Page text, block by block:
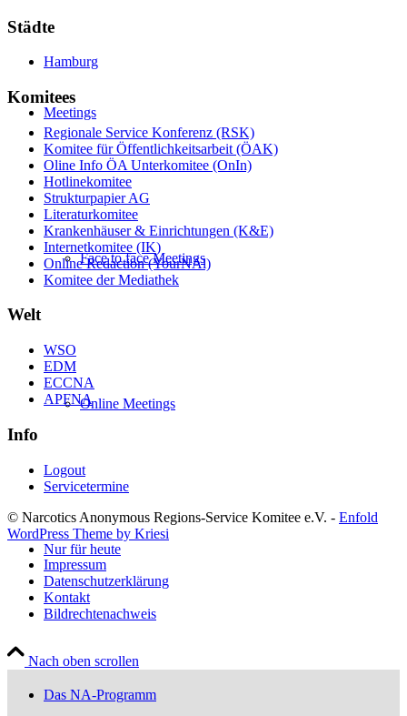
Meetings
Face to face Meetings
Online Meetings
Nur für heute
Das NA-Programm
Städte
Hamburg
Komitees
Regionale Service Konferenz (RSK)
Komitee für Öffentlichkeitsarbeit (ÖAK)
Oline Info ÖA Unterkomitee (OnIn)
Hotlinekomitee
Strukturpapier AG
Literaturkomitee
Krankenhäuser & Einrichtungen (K&E)
Internetkomitee (IK)
Online Redaction (YourNAl)
Komitee der Mediathek
Welt
WSO
EDM
ECCNA
APFNA
Info
Logout
Servicetermine
© Narcotics Anonymous Regions-Service Komitee e.V. - Enfold
WordPress Theme by Kriesi
Impressum
Datenschutzerklärung
Kontakt
Bildrechtenachweis
Nach oben scrollen